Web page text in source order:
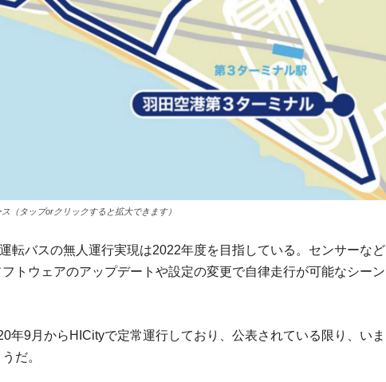
（タップorクリックすると拡大できます）
転バスの無人運行実現は2022年度を目指している。センサーなど
トウェアのアップデートや設定の変更で自律走行が可能なシーン
年9月からHICityで定常運行しており、公表されている限り、いま
だ。